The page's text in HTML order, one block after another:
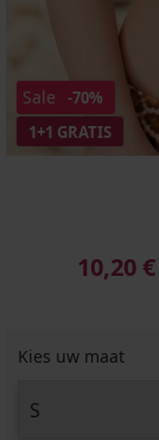
1+1 GRATIS
Sale -70%
10,20 €
Kies uw maat